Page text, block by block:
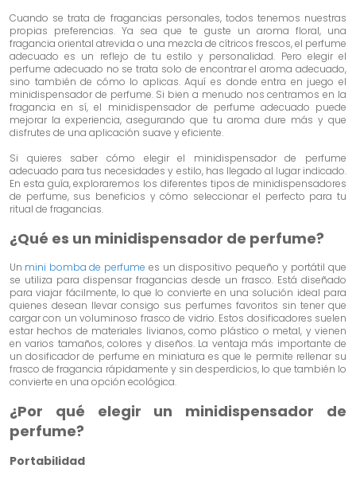
Cuando se trata de fragancias personales, todos tenemos nuestras
propias preferencias. Ya sea que te guste un aroma floral, una
fragancia oriental atrevida o una mezcla de cítricos frescos, el perfume
adecuado es un reflejo de tu estilo y personalidad. Pero elegir el
perfume adecuado no se trata solo de encontrar el aroma adecuado,
sino también de cómo lo aplicas. Aquí es donde entra en juego el
minidispensador de perfume. Si bien a menudo nos centramos en la
fragancia en sí, el minidispensador de perfume adecuado puede
mejorar la experiencia, asegurando que tu aroma dure más y que
disfrutes de una aplicación suave y eficiente.
Si quieres saber cómo elegir el minidispensador de perfume
adecuado para tus necesidades y estilo, has llegado al lugar indicado.
En esta guía, exploraremos los diferentes tipos de minidispensadores
de perfume, sus beneficios y cómo seleccionar el perfecto para tu
ritual de fragancias.
¿Qué es un minidispensador de perfume?
Un mini bomba de perfume es un dispositivo pequeño y portátil que
se utiliza para dispensar fragancias desde un frasco. Está diseñado
para viajar fácilmente, lo que lo convierte en una solución ideal para
quienes desean llevar consigo sus perfumes favoritos sin tener que
cargar con un voluminoso frasco de vidrio. Estos dosificadores suelen
estar hechos de materiales livianos, como plástico o metal, y vienen
en varios tamaños, colores y diseños. La ventaja más importante de
un dosificador de perfume en miniatura es que le permite rellenar su
frasco de fragancia rápidamente y sin desperdicios, lo que también lo
convierte en una opción ecológica.
¿Por qué elegir un minidispensador de
perfume?
Portabilidad